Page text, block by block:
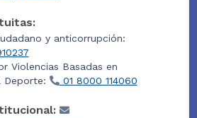
y anticorrupción:
Violencias Basadas en
Deporte:
01 8000 114060